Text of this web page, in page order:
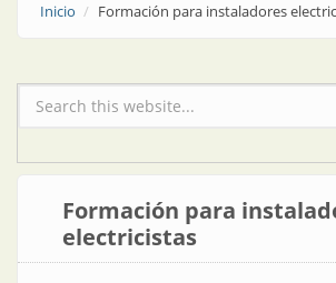
Inicio Formación para instaladores
Formulario de búsqueda
Formación para
electricistas